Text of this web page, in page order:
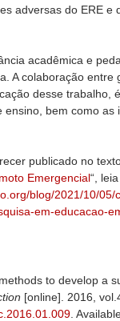
adversas do ERE e
acadêmica e
A colaboração entre
desse trabalho,
bem como
publicado no
Emergencial“,
blog/2021/10/
em-educacao-
to develop a
[online]. 2016,
.